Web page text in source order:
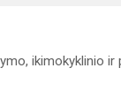
ikimokyklinio